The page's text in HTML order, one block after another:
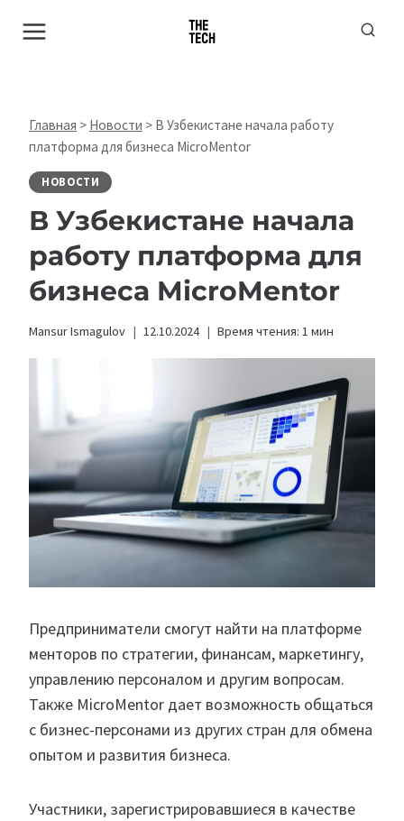
Главная > Новости > В Узбекистане начала работу
платформа для бизнеса MicroMentor
НОВОСТИ
В Узбекистане начала
работу платформа для
бизнеса MicroMentor
Mansur Ismagulov 12.10.2024 Время чтения: 1 мин
Предприниматели смогут найти на платформе
менторов по стратегии, финансам, маркетингу,
управлению персоналом и другим вопросам.
Также MicroMentor дает возможность общаться
с бизнес-персонами из других стран для обмена
опытом и развития бизнеса.
Участники, зарегистрировавшиеся в качестве